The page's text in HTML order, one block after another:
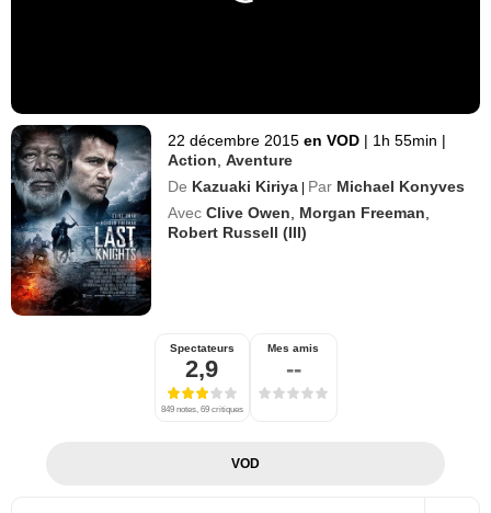
22 décembre 2015 en VOD | 1h 55min |
Action ,Aventure
De Kazuaki Kiriya | Par Michael Konyves
Avec Clive Owen Morgan Freeman
Robert Russell (III)
Spectateurs
2,9
849 notes, 69 critiques
Mes amis
--
VOD